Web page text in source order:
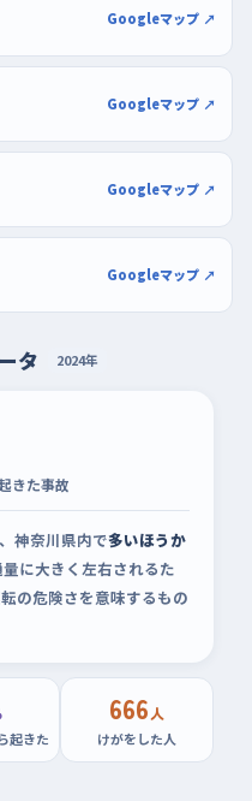
Googleマップ ↗
Googleマップ ↗
Googleマップ ↗
Googleマップ ↗
タ 2024年
きた事故
、神奈川県内で多いほうか
に大きく左右されるた
の危険さを意味するもの
起きた
666人
けがをした人